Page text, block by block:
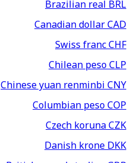
Brazilian realBRL
Canadian dollarCAD
Swiss francCHF
Chilean pesoCLP
Chinese yuan renminbiCNY
Columbian pesoCOP
Czech korunaCZK
Danish kroneDKK